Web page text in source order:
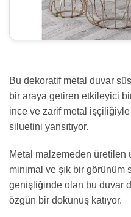
Bu dekoratif metal duvar
bir araya getiren etkileyici
ince ve zarif metal işçiliğiyle
siluetini yansıtıyor.
Metal malzemeden üretilen
minimal ve şık bir görünüm
genişliğinde olan bu duvar
özgün bir dokunuş katıyor.